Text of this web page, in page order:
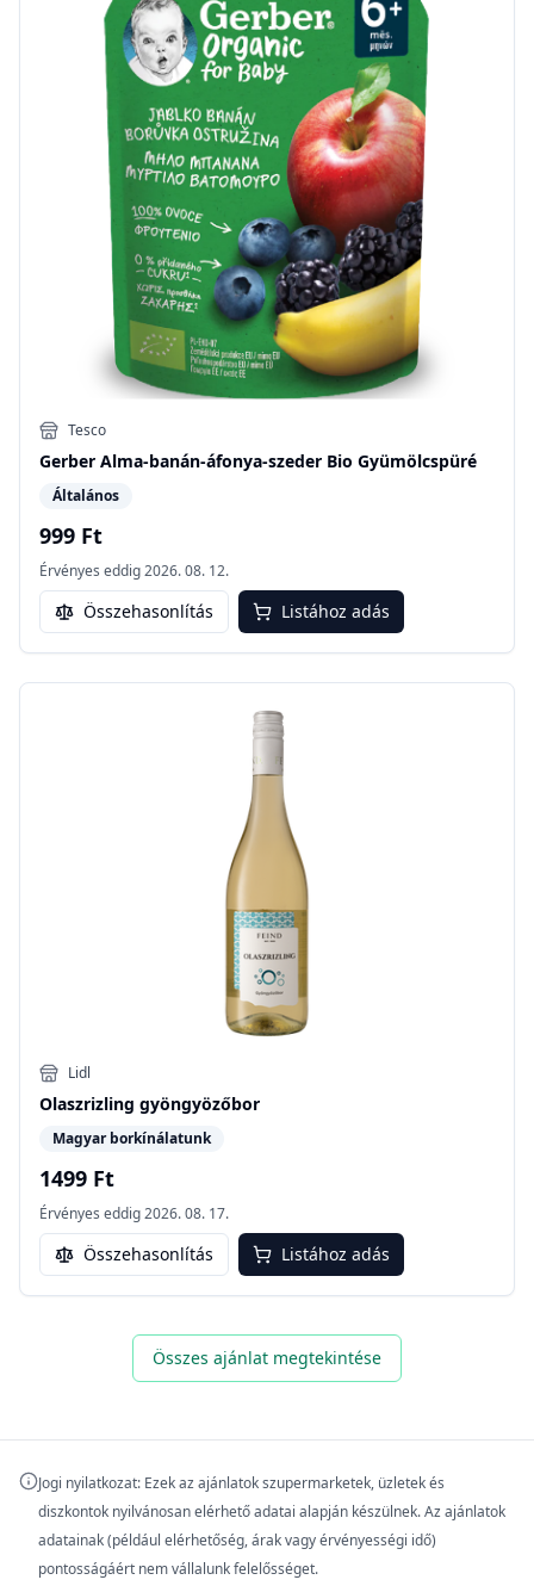
Tesco
Gerber Alma-banán-áfonya-szeder Bio Gyümölcspüré
Általános
999 Ft
Érvényes eddig2026. 08. 12.
Összehasonlítás Listához adás
Lidl
Olaszrizling gyöngyözőbor
Magyar borkínálatunk
1499 Ft
Érvényes eddig2026. 08. 17.
Összehasonlítás Listához adás
Összes ajánlat megtekintése
Jogi nyilatkozat: Ezek az ajánlatok szupermarketek, üzletek és
diszkontok nyilvánosan elérhető adatai alapján készülnek. Az ajánlatok
adatainak (például elérhetőség, árak vagy érvényességi idő)
pontosságáért nem vállalunk felelősséget.